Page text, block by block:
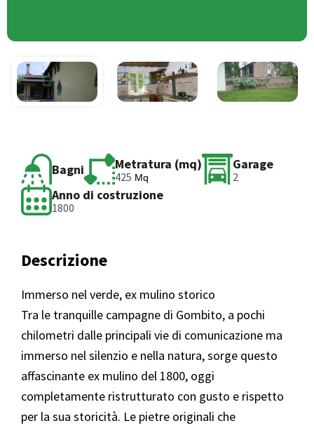
Bagni Metratura (mq)
425 Mq
Garage
2
Anno di costruzione
1800
Descrizione
Immerso nel verde, ex mulino storico
Tra le tranquille campagne di Gombito, a pochi
chilometri dalle principali vie di comunicazione ma
immerso nel silenzio e nella natura, sorge questo
affascinante ex mulino del 1800, oggi
completamente ristrutturato con gusto e rispetto
per la sua storicità. Le pietre originali che